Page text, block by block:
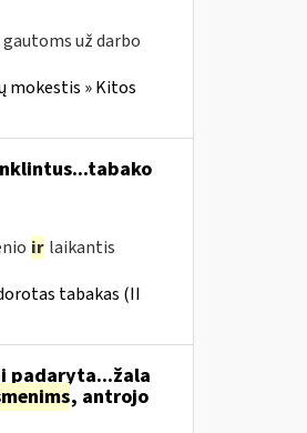
už darbo
mokestis » Kitos
ir laikantis
tabakas (II
padaryta...žala
, antrojo